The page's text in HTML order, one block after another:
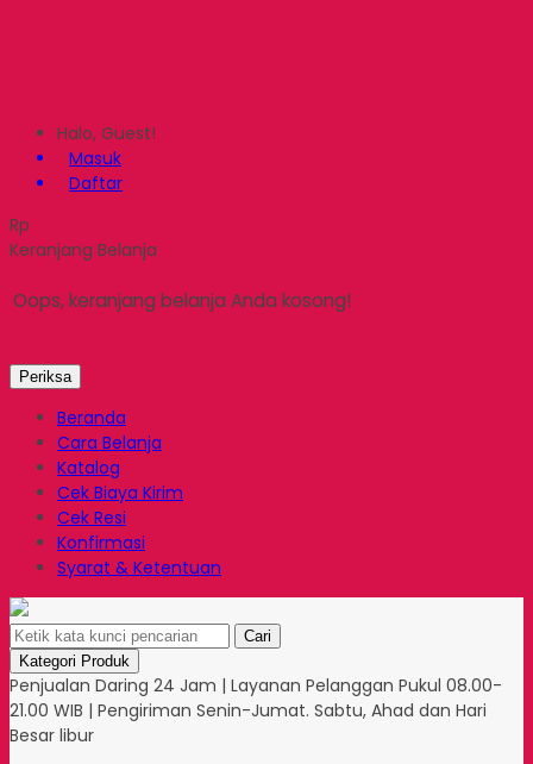
Halo, Guest!
Masuk
Daftar
Rp
Keranjang Belanja
Oops, keranjang belanja Anda kosong!
Periksa
Beranda
Cara Belanja
Katalog
Cek Biaya Kirim
Cek Resi
Konfirmasi
Syarat & Ketentuan
Cari
Kategori Produk
Penjualan Daring 24 Jam | Layanan Pelanggan Pukul 08.00-
21.00 WIB | Pengiriman Senin-Jumat. Sabtu, Ahad dan Hari
Besar libur